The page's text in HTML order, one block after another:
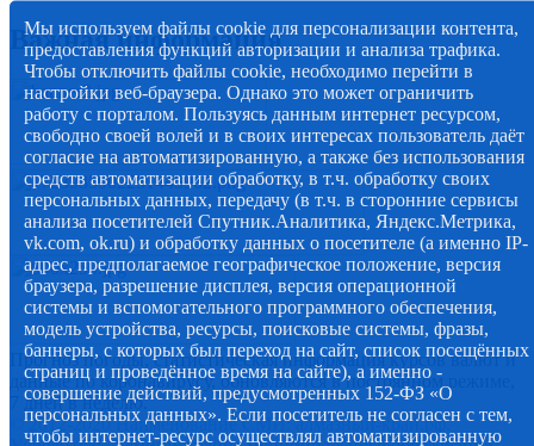
Важная информация
Прогноз погоды, статистическая информация курсов валют и
данные по коронавирусу, обновляются в постоянном режиме,
7 дней в неделю.
© 2012-2020 Наименование СМИ: алмазный-край.рф.
Мы используем файлы cookie для персонализации контента,
предоставления функций авторизации и анализа трафика.
Чтобы отключить файлы cookie, необходимо перейти в
настройки веб-браузера. Однако это может ограничить
работу с порталом. Пользуясь данным интернет ресурсом,
свободно своей волей и в своих интересах пользователь даёт
согласие на автоматизированную, а также без использования
средств автоматизации обработку, в т.ч. обработку своих
персональных данных, передачу (в т.ч. в сторонние сервисы
анализа посетителей Спутник.Аналитика, Яндекс.Метрика,
vk.com, ok.ru) и обработку данных о посетителе (а именно IP-
адрес, предполагаемое географическое положение, версия
браузера, разрешение дисплея, версия операционной
системы и вспомогательного программного обеспечения,
модель устройства, ресурсы, поисковые системы, фразы,
баннеры, с которых был переход на сайт, список посещённых
страниц и проведённое время на сайте), а именно -
совершение действий, предусмотренных 152-ФЗ «О
персональных данных». Если посетитель не согласен с тем,
чтобы интернет-ресурс осуществлял автоматизированную